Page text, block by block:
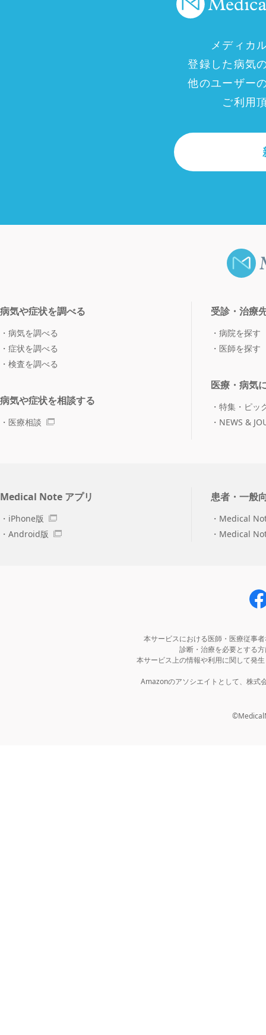
メディカ
登録した病気
他のユーザー
ご利用
病気や症状を調べる
病気を調べる
症状を調べる
検査を調べる
病気や症状を相談する
医療相談
受診・治療
病院を探す
医師を探す
医療・病気
特集・ピッ
NEWS &
Medical Note アプリ
iPhone版
Android版
患者・一般
Medical
Medical
本サービスにおける医師・医療従事
診断・治療を必要とする
本サービス上の情報や利用に関して発
Amazonのアソシエイトとして、株式